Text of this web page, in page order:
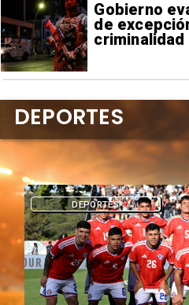
Gobierno
de
criminalidad
DEPORTES
DEPORTES